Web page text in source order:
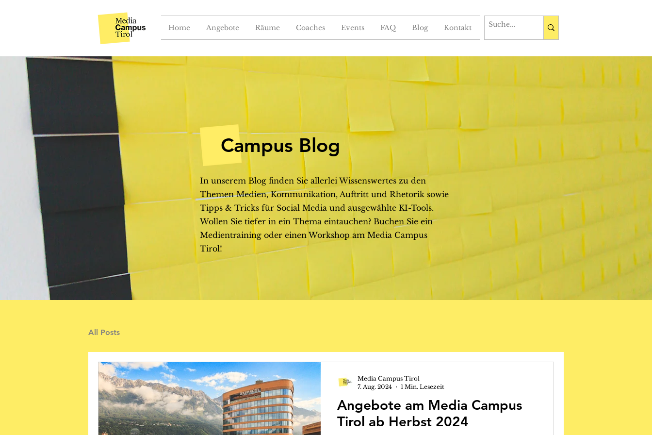
Home Angebote Räume Coaches Events FAQ Blog Kontakt
Campus Blog
In unserem Blog finden Sie allerlei Wissenswertes zu den
Themen Medien, Kommunikation, Auftritt und Rhetorik sowie
Tipps & Tricks für Social Media und ausgewählte KI-Tools.
Wollen Sie tiefer in ein Thema eintauchen? Buchen Sie ein
Medientraining oder einen Workshop am Media Campus
Tirol!
All Posts
Angebote am Media Campus
Tirol ab Herbst 2024
Media Campus Tirol
7. Aug. 2024
1 Min. Lesezeit